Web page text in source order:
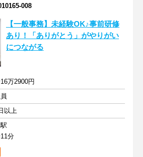
008
【一般事務】未経験OK♪事前研修
あり！「ありがとう」がやりがい
につながる
万2900円
以上
分